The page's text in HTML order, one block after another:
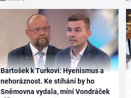
Bartošek k Turkovi: Hyenismus a
nehoráznost. Ke stíhání by ho
Sněmovna vydala, míní Vondráček